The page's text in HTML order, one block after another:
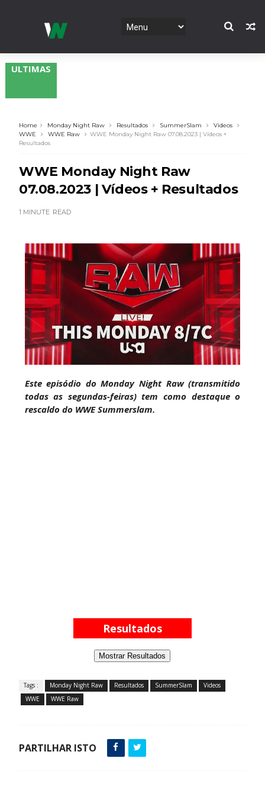
ULTIMAS
Home Monday Night Raw Resultados SummerSlam
Videos
WWE
WWE Raw
WWE Monday Night Raw 07.08.2023 | Vídeos +
Resultados
WWE Monday Night Raw
07.08.2023 | Vídeos + Resultados
1 MINUTE READ
Este episódio do Monday Night Raw (transmitido
todas as segundas-feiras) tem como destaque o
rescaldo do WWE Summerslam.
Resultados
Mostrar Resultados
Tags : Monday Night Raw Resultados SummerSlam
Videos
WWE
WWE Raw
PARTILHAR ISTO